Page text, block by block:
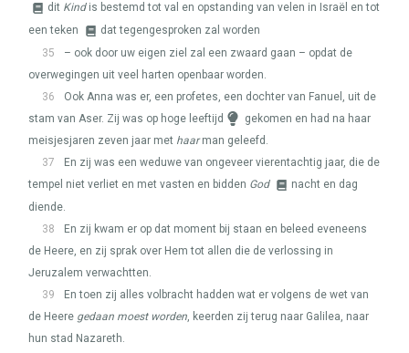
dit Kindis bestemd tot val en opstanding van velen in Israël en tot
een teken
dat tegengesproken zal worden
35
– ook door uw eigen ziel zal een zwaard gaan – opdat de
overwegingen uit veel harten openbaar worden.
36
Ook Anna was er, een profetes, een dochter van Fanuel, uit de
stam van Aser. Zij was op hoge leeftijd
gekomen en had na haar
meisjesjaren zeven jaar met haarman geleefd.
37
En zij was een weduwe van ongeveer vierentachtig jaar, die de
tempel niet verliet en met vasten en bidden God
nacht en dag
diende.
38
En zij kwam er op dat moment bij staan en beleed eveneens
de Heere, en zij sprak over Hem tot allen die de verlossing in
Jeruzalem verwachtten.
39
En toen zij alles volbracht hadden wat er volgens de wet van
de Heere gedaan moest worden, keerden zij terug naar Galilea, naar
hun stad Nazareth.